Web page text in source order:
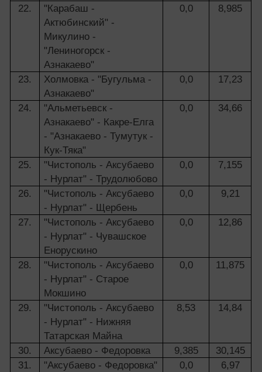
22.
"Карабаш -
Актюбинский" -
Микулино -
"Лениногорск -
Азнакаево"
0,0 8,985
23.
Холмовка - "Бугульма -
Азнакаево"
0,0 17,23
24.
"Альметьевск -
Азнакаево" - Какре-Елга
- "Азнакаево - Тумутук -
Кук-Тяка"
0,0 34,66
25.
"Чистополь - Аксубаево
- Нурлат" - Трудолюбово
0,0 7,155
26.
"Чистополь - Аксубаево
- Нурлат" - Щербень
0,0 9,21
27.
"Чистополь - Аксубаево
- Нурлат" - Чувашское
Енорускино
0,0 12,86
28.
"Чистополь - Аксубаево
- Нурлат" - Старое
Мокшино
0,0 11,875
29.
"Чистополь - Аксубаево
- Нурлат" - Нижняя
Татарская Майна
8,53 14,84
30. Аксубаево - Федоровка 9,385
30,145
31.
"Аксубаево - Федоровка"
0,0 6,97